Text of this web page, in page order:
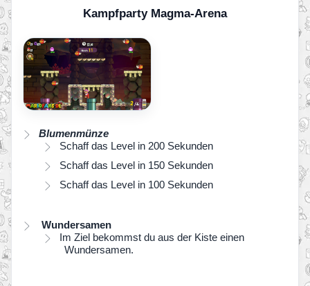
Kampfparty Magma-Arena
Blumenmünze
Schaff das Level in 200 Sekunden
Schaff das Level in 150 Sekunden
Schaff das Level in 100 Sekunden
Wundersamen
Im Ziel bekommst du aus der Kiste einen
Wundersamen.